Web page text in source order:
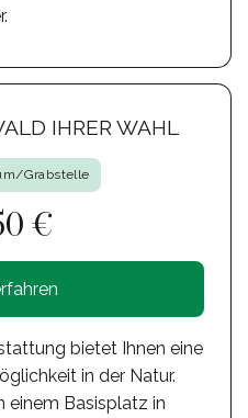
IHRER WAHL
Grabstelle
€
bietet Ihnen eine
in der Natur.
einem Basisplatz in